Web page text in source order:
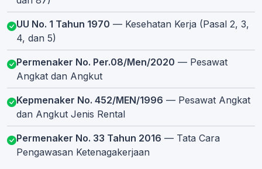
UU No. 1 Tahun 1970 — Kesehatan Kerja (Pasal 2, 3,
4, dan 5)
Permenaker No. Per.08/Men/2020 — Pesawat
Angkat dan Angkut
Kepmenaker No. 452/MEN/1996 — Pesawat Angkat
dan Angkut Jenis Rental
Permenaker No. 33 Tahun 2016 — Tata Cara
Pengawasan Ketenagakerjaan